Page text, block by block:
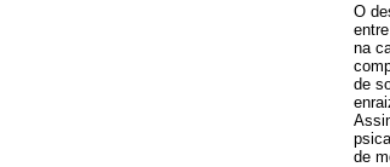
O
na
de
de